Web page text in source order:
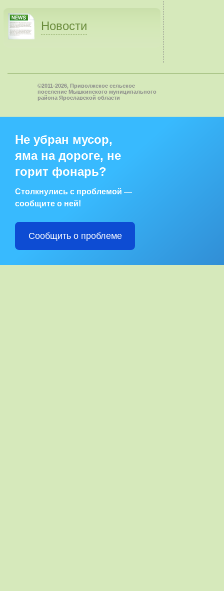
Новости
©2011-2026, Приволжское сельское
поселение Мышкинского муниципального
района Ярославской области
Не убран мусор,
яма на дороге, не
горит фонарь?
Столкнулись с проблемой —
сообщите о ней!
Сообщить о проблеме